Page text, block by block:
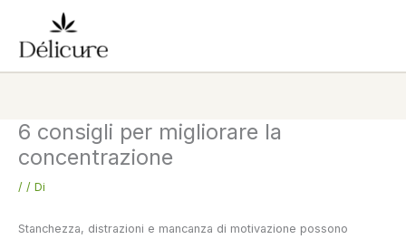
contenuto
6 consigli per migliorare la
concentrazione
/ / Di
Stanchezza, distrazioni e mancanza di motivazione possono